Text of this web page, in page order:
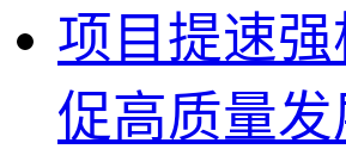
项目提速
促高质量发